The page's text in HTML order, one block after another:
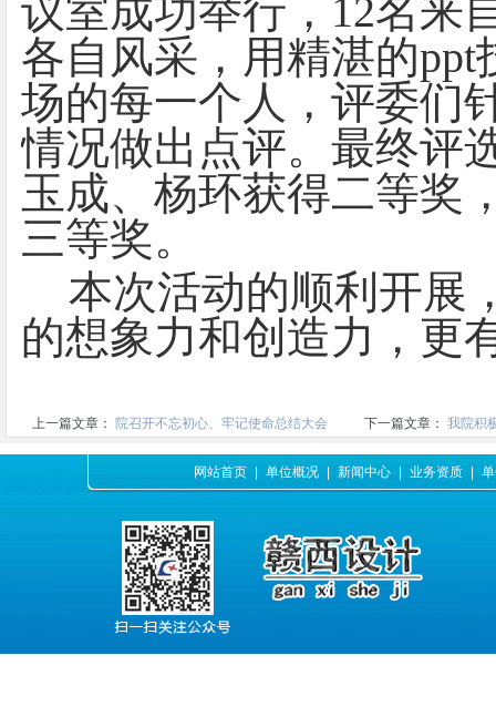
议室成功举行，12名来
各自风采，用精湛的
场的每一个人，评委们
情况做出点评。最终评
玉成、杨环获得二等奖
三等奖。
本次活动的顺利开展
的想象力和创造力，更
上一篇文章： 院召开不忘初心、牢记使命总结大会 下一篇文章： 我院积
网站首页 | 单位概况 | 新闻中心 | 业务资质 |